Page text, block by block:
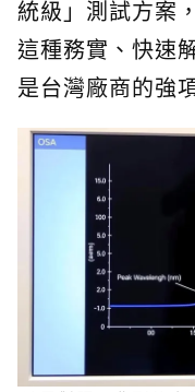
統級」測試方案
這種務實、快速
是台灣廠商的強